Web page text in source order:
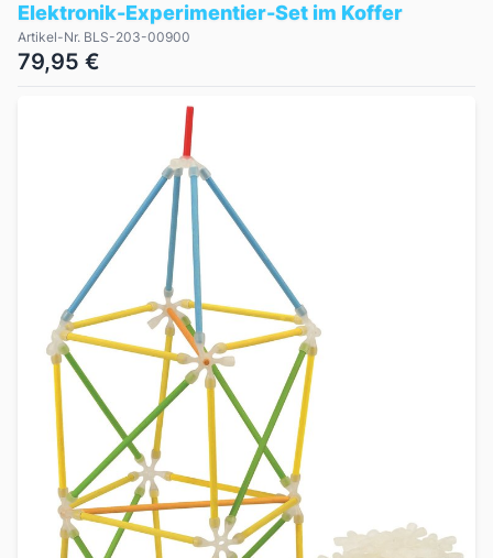
Elektronik-Experimentier-Set im Koffer
Artikel-Nr. BLS-203-00900
79,95 €